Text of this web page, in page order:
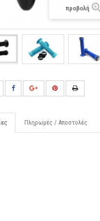
προβολή
Πληρωμές / Αποστολές